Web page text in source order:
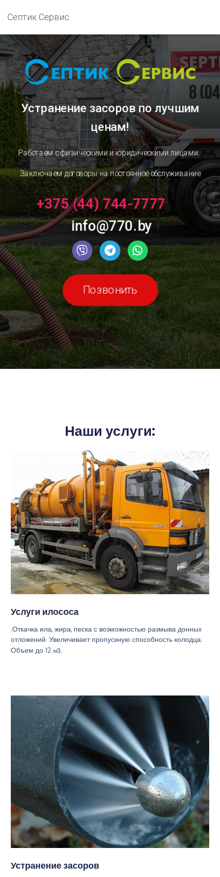
Септик Сервис
Устранение засоровпо лучшим
ценам!
Работаем с физическими и юридическими лицами.
Заключаем договоры на постоянное обслуживание
+375 (44) 744-7777
info@770.by
Позвонить
Наши услуги:
Услуги илососа
.Откачка ила, жира, песка с возможностью размыва донных
отложений. Увеличивает пропускную способность колодца.
Объем до 12м3.
Устранение засоров